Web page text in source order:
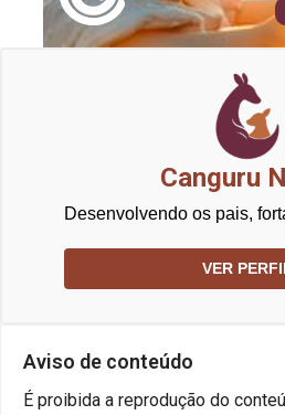
Canguru
Desenvolvendo os pais,
VER
Aviso de conteúdo
É proibida a reprodução do